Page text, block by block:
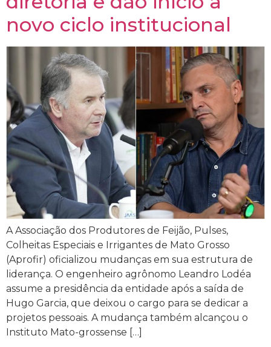
novo ciclo institucional
A Associação dos Produtores de Feijão, Pulses,
Colheitas Especiais e Irrigantes de Mato Grosso
(Aprofir) oficializou mudanças em sua estrutura de
liderança. O engenheiro agrônomo Leandro Lodéa
assume a presidência da entidade após a saída de
Hugo Garcia, que deixou o cargo para se dedicar a
projetos pessoais. A mudança também alcançou o
Instituto Mato-grossense […]